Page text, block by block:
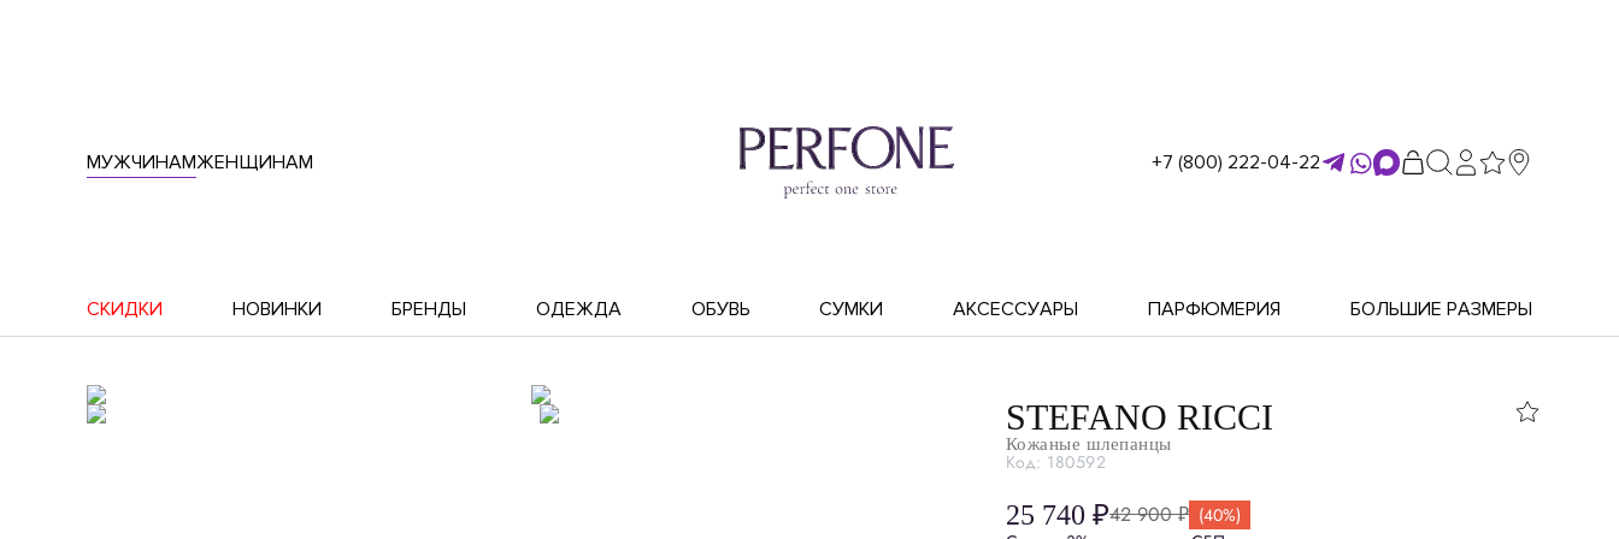
МУЖЧИНАМЖЕНЩИНАМ +7 (800) 222-04-22
СКИДКИ НОВИНКИ БРЕНДЫ ОДЕЖДА ОБУВЬ СУМКИ АКСЕССУАРЫ ПАРФЮМЕРИЯ БОЛЬШИЕ РАЗМЕРЫ
STEFANO RICCI
Кожаные шлепанцы
Код: 180592
25 740 ₽42 900 ₽ (40%)